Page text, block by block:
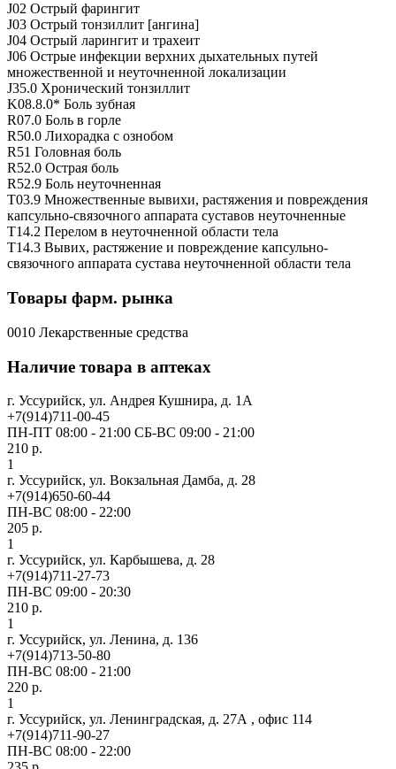
J02 Острый фарингит
J03 Острый тонзиллит [ангина]
J04 Острый ларингит и трахеит
J06 Острые инфекции верхних дыхательных путей
множественной и неуточненной локализации
J35.0 Хронический тонзиллит
K08.8.0* Боль зубная
R07.0 Боль в горле
R50.0 Лихорадка с ознобом
R51 Головная боль
R52.0 Острая боль
R52.9 Боль неуточненная
T03.9 Множественные вывихи, растяжения и повреждения
капсульно-связочного аппарата суставов неуточненные
T14.2 Перелом в неуточненной области тела
T14.3 Вывих, растяжение и повреждение капсульно-
связочного аппарата сустава неуточненной области тела
Товары фарм. рынка
0010 Лекарственные средства
Наличие товара в аптеках
г. Уссурийск, ул. Андрея Кушнира, д. 1А
+7(914)711-00-45
ПН-ПТ 08:00 - 21:00 СБ-ВС 09:00 - 21:00
210 р.
1
г. Уссурийск, ул. Вокзальная Дамба, д. 28
+7(914)650-60-44
ПН-ВС 08:00 - 22:00
205 р.
1
г. Уссурийск, ул. Карбышева, д. 28
+7(914)711-27-73
ПН-ВС 09:00 - 20:30
210 р.
1
г. Уссурийск, ул. Ленина, д. 136
+7(914)713-50-80
ПН-ВС 08:00 - 21:00
220 р.
1
г. Уссурийск, ул. Ленинградская, д. 27А , офис 114
+7(914)711-90-27
ПН-ВС 08:00 - 22:00